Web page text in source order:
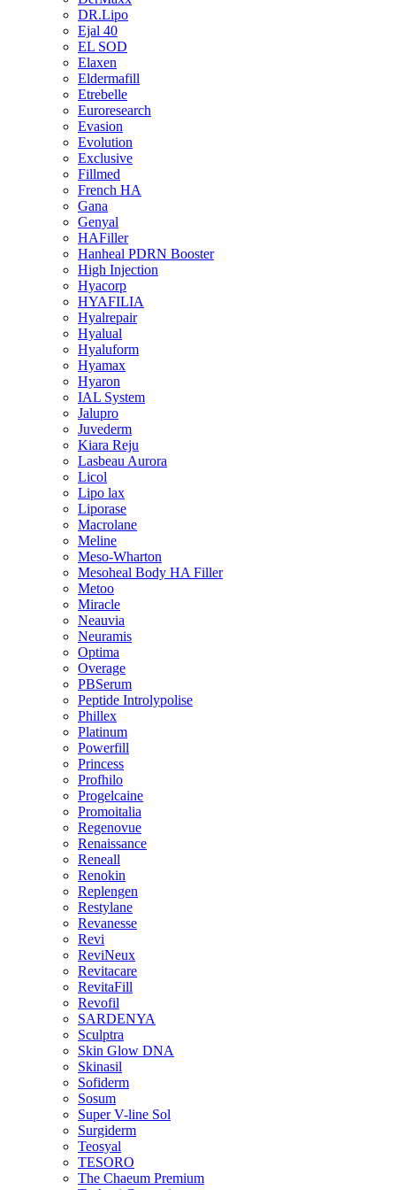
DR.Lipo
Ejal 40
EL SOD
Elaxen
Eldermafill
Etrebelle
Euroresearch
Evasion
Evolution
Exclusive
Fillmed
French HA
Gana
Genyal
HAFiller
Hanheal PDRN Booster
High Injection
Hyacorp
HYAFILIA
Hyalrepair
Hyalual
Hyaluform
Hyamax
Hyaron
IAL System
Jalupro
Juvederm
Kiara Reju
Lasbeau Aurora
Licol
Lipo lax
Liporase
Macrolane
Meline
Meso-Wharton
Mesoheal Body HA Filler
Metoo
Miracle
Neauvia
Neuramis
Optima
Overage
PBSerum
Peptide Introlypolise
Phillex
Platinum
Powerfill
Princess
Profhilo
Progelcaine
Promoitalia
Regenovue
Renaissance
Reneall
Renokin
Replengen
Restylane
Revanesse
Revi
ReviNeux
Revitacare
RevitaFill
Revofil
SARDENYA
Sculptra
Skin Glow DNA
Skinasil
Sofiderm
Sosum
Super V-line Sol
Surgiderm
Teosyal
TESORO
The Chaeum Premium